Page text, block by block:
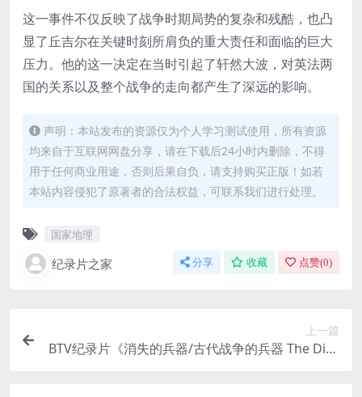
这一事件不仅反映了战争时期局势的复杂和残酷，也凸
显了丘吉尔在关键时刻所肩负的重大责任和面临的巨大
压力。他的这一决定在当时引起了轩然大波，对英法两
国的关系以及整个战争的走向都产生了深远的影响。
声明：本站发布的资源仅为个人学习测试使用，所有资源
均来自于互联网网盘分享，请在下载后24小时内删除，不得
用于任何商业用途，否则后果自负，请支持购买正版！如若
本站内容侵犯了原著者的合法权益，可联系我们进行处理。
国家地理
纪录片之家 分享 收藏 点赞(0)
上一篇
BTV纪录片《消失的兵器/古代战争的兵器 The Disa